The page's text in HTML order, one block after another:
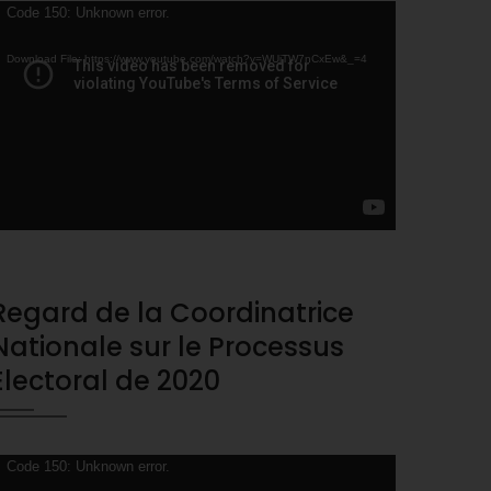
Video
Code 150: Unknown error.
Download File: https://www.youtube.com/watch?v=WUjTW7nCxEw&_=4
de la Coordinatrice
sur le Processus
de 2020
Video
Code 150: Unknown error.